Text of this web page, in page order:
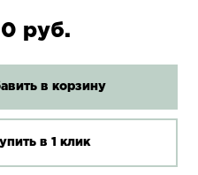
руб.
в корзину
в 1 клик